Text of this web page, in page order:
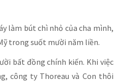
làm bút chì nhỏ của cha mình,
trong suốt mười năm liền.
bất đồng chính kiến. Khi việc
công ty Thoreau và Con thôi